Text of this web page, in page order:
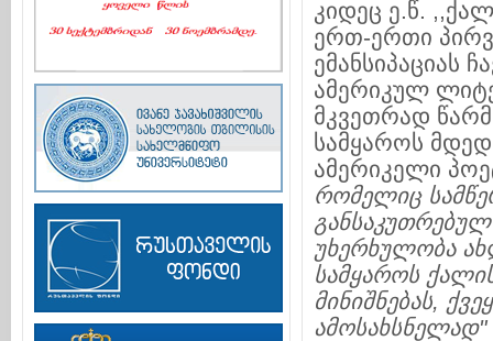
კიდეც ე.წ.
ერთ-ერთი
ემანსიპაციას
ამერიკულ
მკვეთრად
სამყაროს
ამერიკელი
რომელიც
განსაკუთრებულ
უხერხულობა
სამყაროს
მინიშნებას,
ამოსახსნელად"